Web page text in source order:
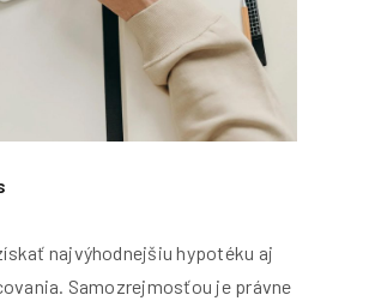
najvýhodnejšiu hypotéku aj
Samozrejmosťou je právne